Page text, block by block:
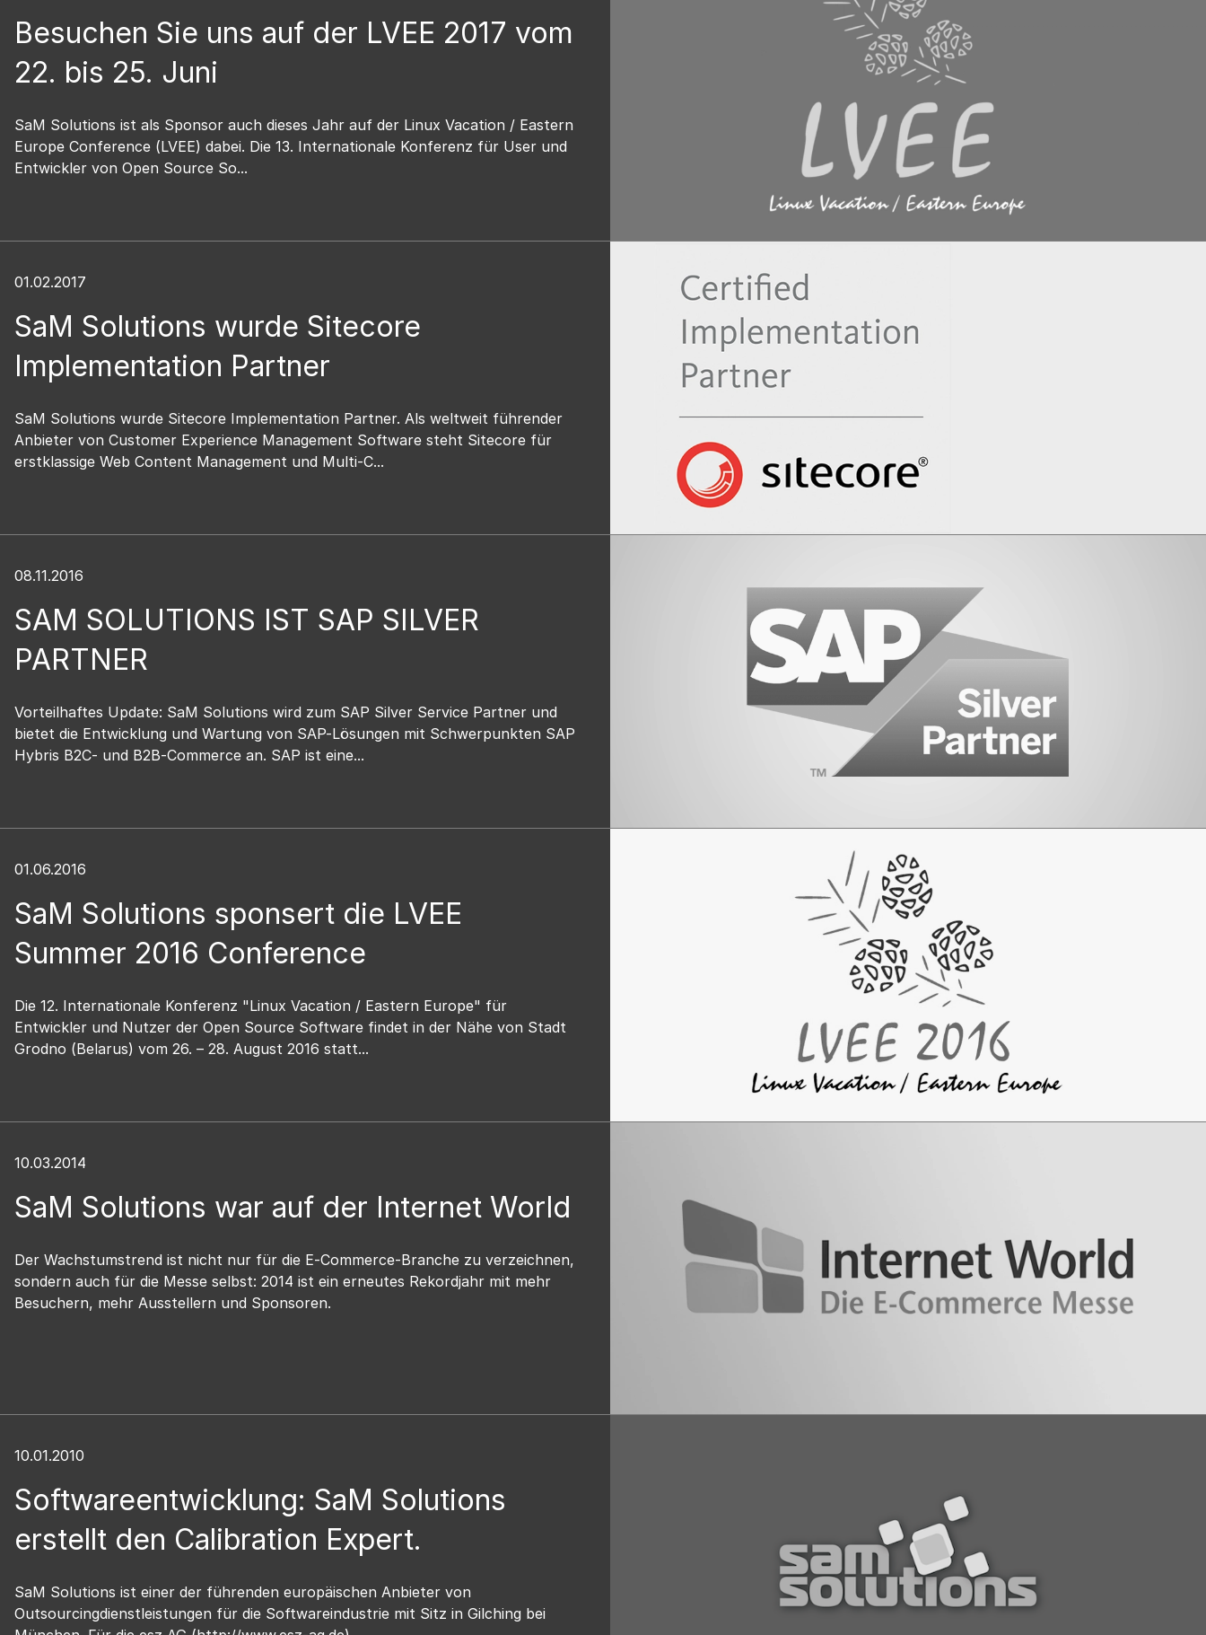
Besuchen Sie uns auf der LVEE 2017 vom
22. bis 25. Juni
SaM Solutions ist als Sponsor auch dieses Jahr auf der Linux Vacation / Eastern
Europe Conference (LVEE) dabei. Die 13. Internationale Konferenz für User und
Entwickler von Open Source So...
01.02.2017
SaM Solutions wurde Sitecore
Implementation Partner
SaM Solutions wurde Sitecore Implementation Partner. Als weltweit führender
Anbieter von Customer Experience Management Software steht Sitecore für
erstklassige Web Content Management und Multi-C...
08.11.2016
SAM SOLUTIONS IST SAP SILVER
PARTNER
Vorteilhaftes Update: SaM Solutions wird zum SAP Silver Service Partner und
bietet die Entwicklung und Wartung von SAP-Lösungen mit Schwerpunkten SAP
Hybris B2C- und B2B-Commerce an. SAP ist eine...
01.06.2016
SaM Solutions sponsert die LVEE
Summer 2016 Conference
Die 12. Internationale Konferenz "Linux Vacation / Eastern Europe" für
Entwickler und Nutzer der Open Source Software findet in der Nähe von Stadt
Grodno (Belarus) vom 26. – 28. August 2016 statt...
10.03.2014
SaM Solutions war auf der Internet World
Der Wachstumstrend ist nicht nur für die E-Commerce-Branche zu verzeichnen,
sondern auch für die Messe selbst: 2014 ist ein erneutes Rekordjahr mit mehr
Besuchern, mehr Ausstellern und Sponsoren.
10.01.2010
Softwareentwicklung: SaM Solutions
erstellt den Calibration Expert.
SaM Solutions ist einer der führenden europäischen Anbieter von
Outsourcingdienstleistungen für die Softwareindustrie mit Sitz in Gilching bei